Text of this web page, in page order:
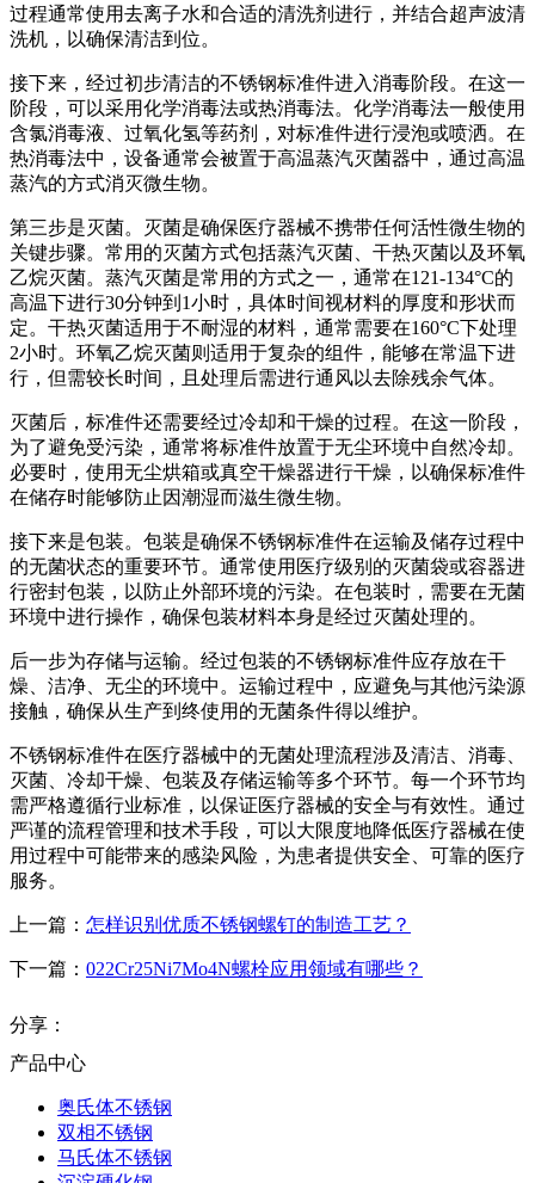
过程通常使用去离子水和合适的清洗剂进行，并结合超声波清
洗机，以确保清洁到位。
接下来，经过初步清洁的不锈钢标准件进入消毒阶段。在这一
阶段，可以采用化学消毒法或热消毒法。化学消毒法一般使用
含氯消毒液、过氧化氢等药剂，对标准件进行浸泡或喷洒。在
热消毒法中，设备通常会被置于高温蒸汽灭菌器中，通过高温
蒸汽的方式消灭微生物。
第三步是灭菌。灭菌是确保医疗器械不携带任何活性微生物的
关键步骤。常用的灭菌方式包括蒸汽灭菌、干热灭菌以及环氧
乙烷灭菌。蒸汽灭菌是常用的方式之一，通常在121-134°C的
高温下进行30分钟到1小时，具体时间视材料的厚度和形状而
定。干热灭菌适用于不耐湿的材料，通常需要在160°C下处理
2小时。环氧乙烷灭菌则适用于复杂的组件，能够在常温下进
行，但需较长时间，且处理后需进行通风以去除残余气体。
灭菌后，标准件还需要经过冷却和干燥的过程。在这一阶段，
为了避免受污染，通常将标准件放置于无尘环境中自然冷却。
必要时，使用无尘烘箱或真空干燥器进行干燥，以确保标准件
在储存时能够防止因潮湿而滋生微生物。
接下来是包装。包装是确保不锈钢标准件在运输及储存过程中
的无菌状态的重要环节。通常使用医疗级别的灭菌袋或容器进
行密封包装，以防止外部环境的污染。在包装时，需要在无菌
环境中进行操作，确保包装材料本身是经过灭菌处理的。
后一步为存储与运输。经过包装的不锈钢标准件应存放在干
燥、洁净、无尘的环境中。运输过程中，应避免与其他污染源
接触，确保从生产到终使用的无菌条件得以维护。
不锈钢标准件在医疗器械中的无菌处理流程涉及清洁、消毒、
灭菌、冷却干燥、包装及存储运输等多个环节。每一个环节均
需严格遵循行业标准，以保证医疗器械的安全与有效性。通过
严谨的流程管理和技术手段，可以大限度地降低医疗器械在使
用过程中可能带来的感染风险，为患者提供安全、可靠的医疗
服务。
上一篇： 怎样识别优质不锈钢螺钉的制造工艺？
下一篇： 022Cr25Ni7Mo4N螺栓应用领域有哪些？
分享：
产品中心
奥氏体不锈钢
双相不锈钢
马氏体不锈钢